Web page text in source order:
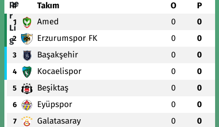
# Takım O P
1 Amed 0 0
2 Erzurumspor FK 0 0
3 Başakşehir 0 0
4 Kocaelispor 0 0
5 Beşiktaş 0 0
6 Eyüpspor 0 0
7 Galatasaray 0 0